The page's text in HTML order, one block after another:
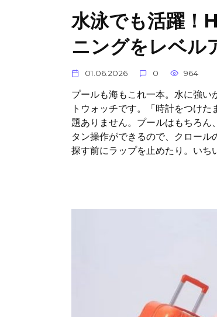
水泳でも活躍！
ニングをレベル
01.06.2026 0 964
プールも海もこれ一本。水に強
トウォッチです。「時計をつけ
題ありません。プールはもちろん
タン操作ができるので、クロー
探す前にラップを止めたり。いち